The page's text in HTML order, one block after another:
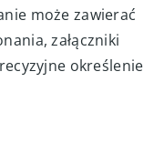
może zawierać
załączniki
określenie